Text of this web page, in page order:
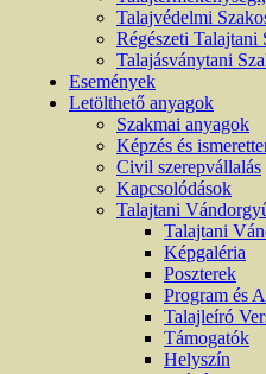
Talajvédelmi
Régészeti Talajtani
Talajásványtani
Események
Letölthető anyagok
Szakmai anyagok
Képzés és
Civil szerepvállalás
Kapcsolódások
Talajtani
Talajtani
Képgaléria
Poszterek
Program és
Talajleíró
Támogatók
Helyszín